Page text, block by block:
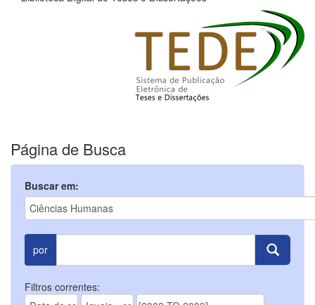
Página de Busca
Buscar em:
por
Filtros correntes: